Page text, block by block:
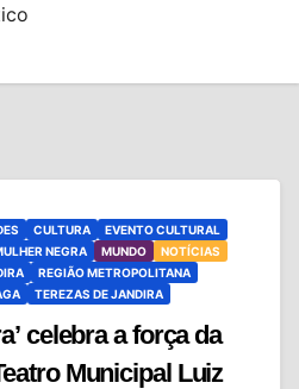
CULTURA
EVENTO CULTURAL
NEGRA MUNDO
NOTÍCIAS
REGIÃO METROPOLITANA
TEREZAS DE JANDIRA
celebra a força da
Municipal Luiz